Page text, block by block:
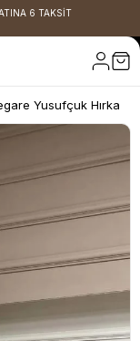
6 TAKSİT
Yusufçuk Hırka